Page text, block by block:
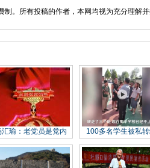
。所有投稿的作者，本网均视为充分理解并
汇瑜：老党员是党内 100多名学生被私